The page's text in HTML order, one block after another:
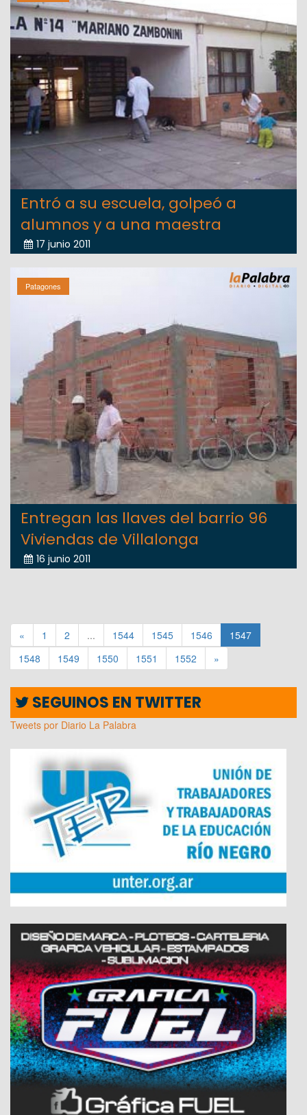
Entró a su escuela, golpeó a
alumnos y a una maestra
17 junio 2011
Patagones
Entregan las llaves del barrio 96
Viviendas de Villalonga
16 junio 2011
« 1 2 ... 1544 1545 1546
1547
1548
1549 1550 1551 1552 »
SEGUINOS EN TWITTER
Tweets por Diario La Palabra